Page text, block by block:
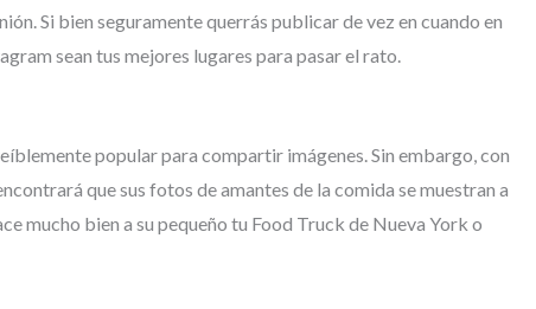
Si bien seguramente querrás publicar de vez en cuando en
sean tus mejores lugares para pasar el rato.
popular para compartir imágenes. Sin embargo, con
que sus fotos de amantes de la comida se muestran a
mucho bien a su pequeño tu Food Truck de Nueva York o